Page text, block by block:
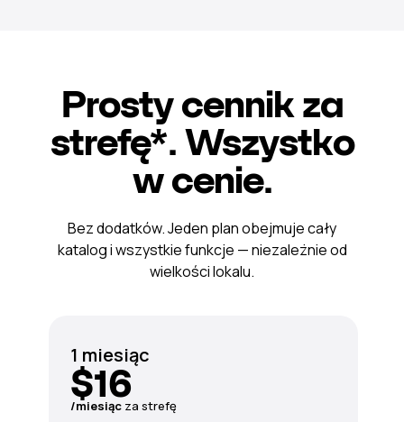
Prosty cennik za
strefę*. Wszystko
w cenie.
1 miesiąc
$16
/miesiąc za strefę
Bez dodatków. Jeden plan obejmuje cały
katalog i wszystkie funkcje — niezależnie od
wielkości lokalu.